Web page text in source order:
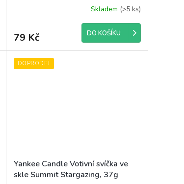
Skladem (>5 ks)
79 Kč DO KOŠÍKU
DOPRODEJ
Yankee Candle Votivní svíčka ve
skle Summit Stargazing, 37g